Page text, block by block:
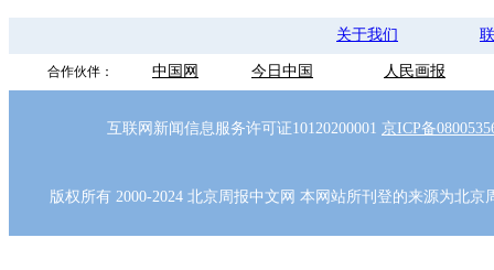
关于我们
合作伙伴： 中国网 今日中国 人民画报
互联网新闻信息服务许可证10120200001 京ICP备
版权所有 2000-2024 北京周报中文网 本网站所刊登的来源为北